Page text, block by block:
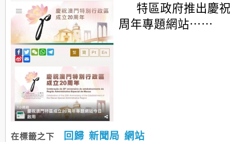
特區政府推出慶
周年專題網站⋯⋯
在標籤之下 回歸 新聞局 網站